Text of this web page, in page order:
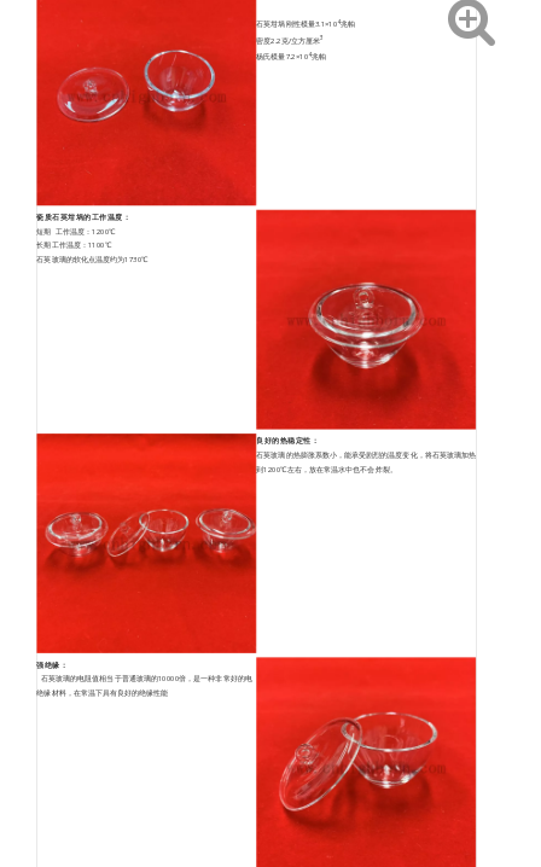
石英坩埚刚性模量3.1×104兆帕
密度2.2克/立方厘米3
杨氏模量7.2×104兆帕
瓷质石英坩埚的工作温度：
短期 工作温度：1200℃
长期工作温度：1100℃
石英玻璃的软化点温度约为1730℃
良好的热稳定性：
石英玻璃的热膨胀系数小，能承受剧烈的温度变化，将石英玻璃加热
到1200℃左右，放在常温水中也不会炸裂。
强绝缘：
石英玻璃的电阻值相当于普通玻璃的10000倍，是一种非常好的电
绝缘材料，在常温下具有良好的绝缘性能